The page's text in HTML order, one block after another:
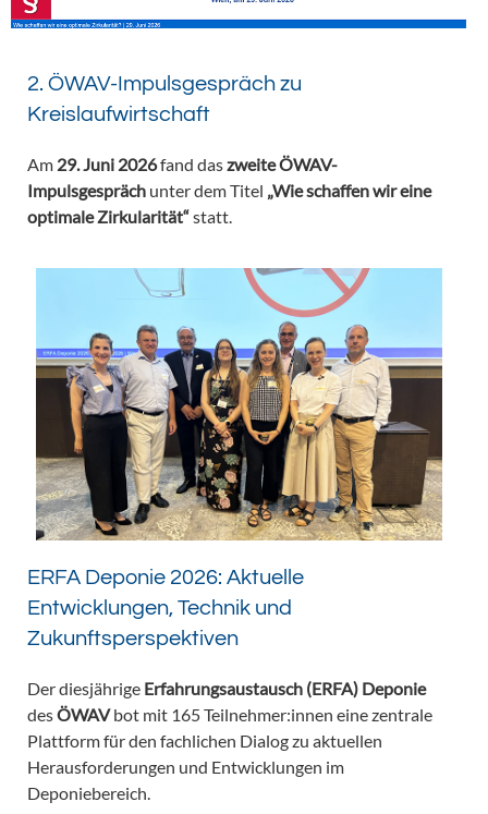
2. ÖWAV-Impulsgespräch zu
Kreislaufwirtschaft
Am 29. Juni 2026fand daszweite ÖWAV-
Impulsgespräch unter dem Titel „Wie schaffen wir eine
optimale Zirkularität“statt.
ERFA Deponie 2026: Aktuelle
Entwicklungen, Technik und
Zukunftsperspektiven
Der diesjährige Erfahrungsaustausch (ERFA) Deponie
desÖWAVbot mit 165 Teilnehmer:innen eine zentrale
Plattform für den fachlichen Dialog zu aktuellen
Herausforderungen und Entwicklungen im
Deponiebereich.